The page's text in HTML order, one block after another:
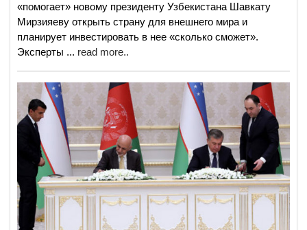
«помогает» новому президенту Узбекистана Шавкату
Мирзияеву открыть страну для внешнего мира и
планирует инвестировать в нее «сколько сможет».
Эксперты ... read more..